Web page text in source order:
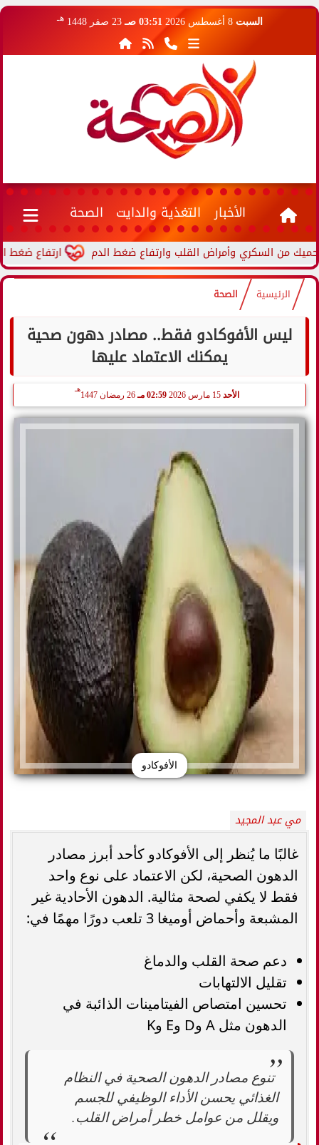
السبت 8 أغسطس 2026 03:51 صـ 23 صفر 1448 هـ
الأخبار التغذية والدايت الصحة
ارتفاع ضغط الدم
الرئيسية الصحة
ليس الأفوكادو فقط.. مصادر دهون صحية
يمكنك الاعتماد عليها
الأحد 15 مارس 2026 02:59 مـ 26 رمضان 1447
هـ
الأفوكادو
مي عبد المجيد
غالبًا ما يُنظر إلى الأفوكادو كأحد أبرز مصادر
الدهون الصحية، لكن الاعتماد على نوع واحد
فقط لا يكفي لصحة مثالية. الدهون الأحادية غير
المشبعة وأحماض أوميغا 3 تلعب دورًا مهمًا في:
دعم صحة القلب والدماغ
تقليل الالتهابات
تحسين امتصاص الفيتامينات الذائبة في
الدهون مثل A وD وE وK
تنوع مصادر الدهون الصحية في النظام
الغذائي يحسن الأداء الوظيفي للجسم
ويقلل من عوامل خطر أمراض القلب.